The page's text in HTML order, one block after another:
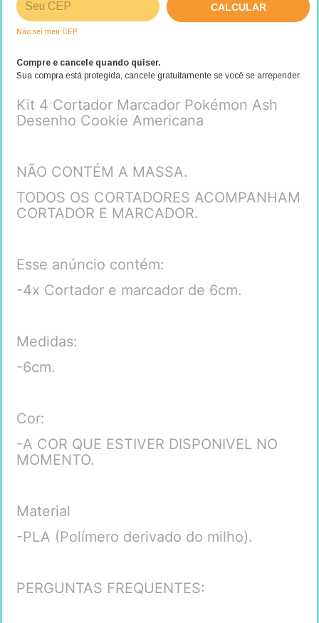
CALCULAR
Não sei meu CEP
Compre e cancele quando quiser.
Sua compra está protegida, cancele gratuitamente se você se arrepender.
Kit 4 Cortador Marcador Pokémon Ash
Desenho Cookie Americana
NÃO CONTÉM A MASSA.
TODOS OS CORTADORES ACOMPANHAM
CORTADOR E MARCADOR.
Esse anúncio contém:
-4x Cortador e marcador de 6cm.
Medidas:
-6cm.
Cor:
-A COR QUE ESTIVER DISPONIVEL NO
MOMENTO.
Material
-PLA (Polímero derivado do milho).
PERGUNTAS FREQUENTES: